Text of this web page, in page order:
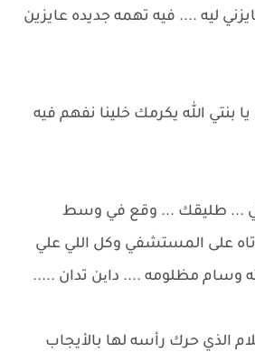
ليه .... فيه تهمه جديده عايزين
يا بنتي الله يكرمك خلينا نفهم فيه
يابنتي ... طليقك ... وقع في وسط
على المستشفي وكل اللي علي
وسام مظلومه .... داین تدان .....
الذي حرك رأسه لها بالأيجاب